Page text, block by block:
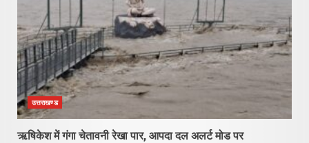
उत्तराखण्ड
ऋषिकेश में गंगा चेतावनी रेखा पार, आपदा दल अलर्ट मोड पर